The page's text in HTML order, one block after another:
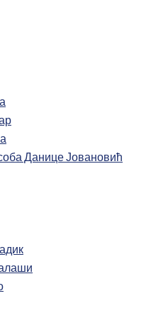
Данице Јовановић